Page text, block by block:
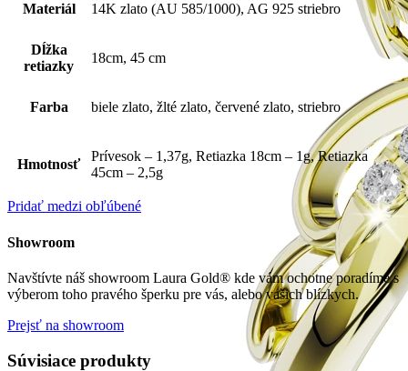
Materiál 14K zlato (AU 585/1000), AG 925 striebro
Dĺžka
retiazky
18cm, 45 cm
Farba biele zlato, žlté zlato, červené zlato, striebro
Hmotnosť
Prívesok – 1,37g, Retiazka 18cm – 1g, Retiazka
45cm – 2,5g
Pridať medzi obľúbené
Showroom
Navštívte náš showroom Laura Gold® kde vám ochotne poradíme s
výberom toho pravého šperku pre vás, alebo vašich blízkych.
Prejsť na showroom
Súvisiace produkty